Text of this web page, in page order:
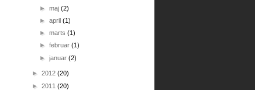
►maj(2)
►april(1)
►marts(1)
►februar(1)
►januar(2)
► 2012 (20)
► 2011 (20)